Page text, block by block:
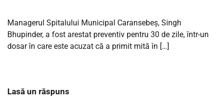
Managerul Spitalului Municipal Caransebeş, Singh
Bhupinder, a fost arestat preventiv pentru 30 de zile, într-un
dosar în care este acuzat că a primit mită în […]
Lasă un răspuns